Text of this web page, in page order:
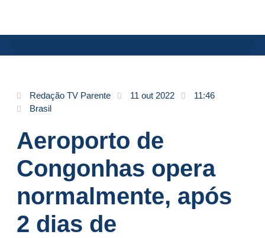
Redação TV Parente 11 out 2022
11:46
Brasil
Aeroporto de
Congonhas opera
normalmente, após
2 dias de